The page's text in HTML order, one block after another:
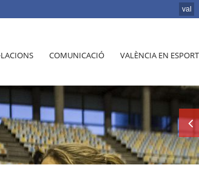
val
COMUNICACIÓ VALÈNCIA EN ESPORT